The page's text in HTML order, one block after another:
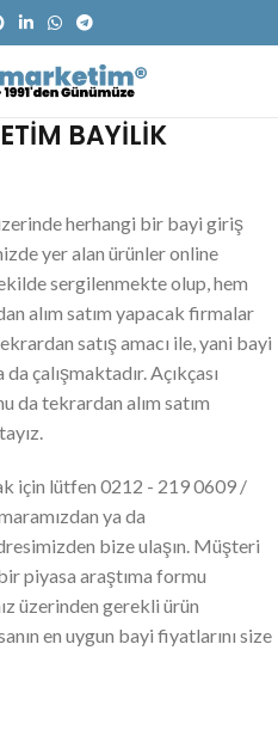
BAYİLİK
herhangi bir bayi giriş
yer alan ürünler online
sergilenmekte olup, hem
alım satım yapacak firmalar
satış amacı ile, yani bayi
çalışmaktadır. Açıkçası
da tekrardan alım satım
için lütfen 0212 - 219 0609 /
ya da
bize ulaşın. Müşteri
piyasa araştıma formu
üzerinden gerekli ürün
en uygun bayi fiyatlarını size